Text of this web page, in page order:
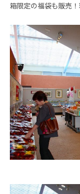
箱限定の福袋も販売